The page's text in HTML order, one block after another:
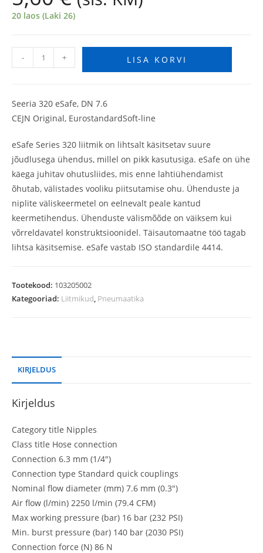
20 laos (Laki 26)
- + LISA KORVI
Seeria 320 eSafe, DN 7.6
CEJN Original, EurostandardSoft-line
eSafe Series 320 liitmik on lihtsalt käsitsetav suure
jõudlusega ühendus, millel on pikk kasutusiga. eSafe on ühe
käega juhitav ohutusliides, mis enne lahtiühendamist
õhutab, välistades vooliku piitsutamise ohu. Ühenduste ja
niplite väliskeermetel on eelnevalt peale kantud
keermetihendus. Ühenduste välismõõde on väiksem kui
võrreldavatel konstruktsioonidel. Täisautomaatne töö tagab
lihtsa käsitsemise. eSafe vastab ISO standardile 4414.
Tootekood: 103205002
Kategooriad: Liitmikud, Pneumaatika
KIRJELDUS
Kirjeldus
Category title Nipples
Class title Hose connection
Connection 6.3 mm (1/4″)
Connection type Standard quick couplings
Nominal flow diameter (mm) 7.6 mm (0.3″)
Air flow (l/min) 2250 l/min (79.4 CFM)
Max working pressure (bar) 16 bar (232 PSI)
Min. burst pressure (bar) 140 bar (2030 PSI)
Connection force (N) 86 N